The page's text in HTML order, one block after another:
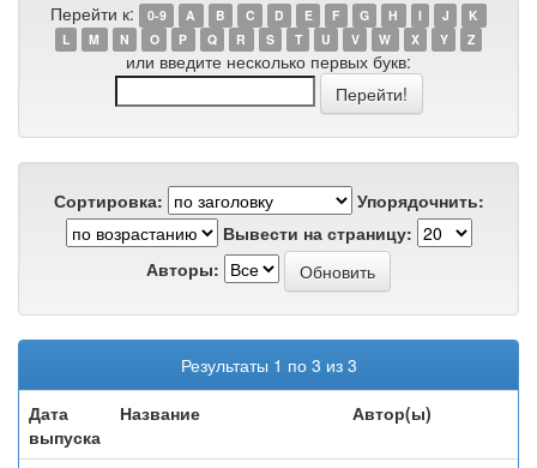
Перейти к: 0-9 A B C D E F G H I J
K
L
M N O P Q R S T U V W X Y Z
или введите несколько первых букв:
Сортировка:
Упорядочнить:
Вывести на страницу:
Авторы:
Результаты 1 по 3 из 3
Дата
выпуска
Название Автор(ы)